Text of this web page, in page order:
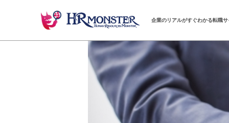
企業のリアルがすぐわかる転職